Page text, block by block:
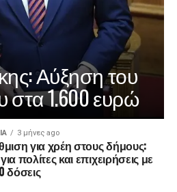
Αύξηση του
στα 1.600 ευρώ
3 μήνες ago
για χρέη στους δήμους:
πολίτες και επιχειρήσεις με
δόσεις